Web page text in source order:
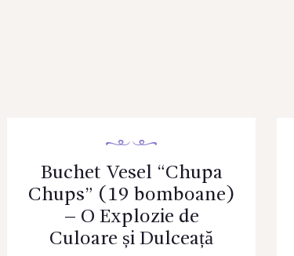
Buchet Vesel “Chupa
Chups” (19 bomboane)
– O Explozie de
Culoare și Dulceață